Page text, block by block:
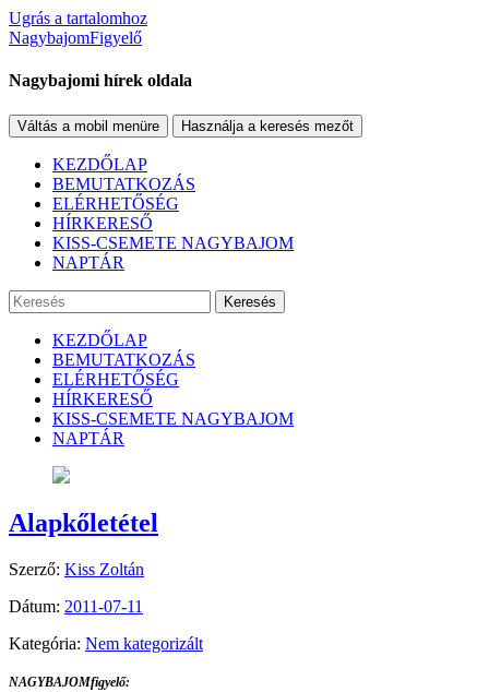
Ugrás a tartalomhoz
NagybajomFigyelő
Nagybajomi hírek oldala
Váltás a mobil menüre Használja a keresés mezőt
KEZDŐLAP
BEMUTATKOZÁS
ELÉRHETŐSÉG
HÍRKERESŐ
KISS-CSEMETE NAGYBAJOM
NAPTÁR
Keresés
KEZDŐLAP
BEMUTATKOZÁS
ELÉRHETŐSÉG
HÍRKERESŐ
KISS-CSEMETE NAGYBAJOM
NAPTÁR
Alapkőletétel
Szerző: Kiss Zoltán
Dátum: 2011-07-11
Kategória: Nem kategorizált
NAGYBAJOMfigyelő: